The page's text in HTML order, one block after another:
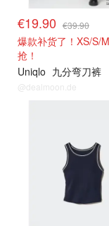
€19.90 €39.90
爆款补货了！XS/S/
抢！
Uniqlo 九分弯刀裤
@dealmoon.de